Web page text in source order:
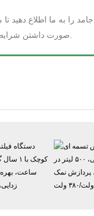
را به ما اطلاع دهید